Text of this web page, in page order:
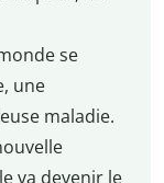
se
une
maladie.
va devenir le